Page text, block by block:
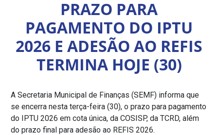
PRAZO PARA
PAGAMENTO DO IPTU
2026 E ADESÃO AO REFIS
TERMINA HOJE (30)
A Secretaria Municipal de Finanças (SEMF) informa que
se encerra nesta terça-feira (30), o prazo para pagamento
do IPTU 2026 em cota única, da COSISP, da TCRD, além
do prazo final para adesão ao REFIS 2026.